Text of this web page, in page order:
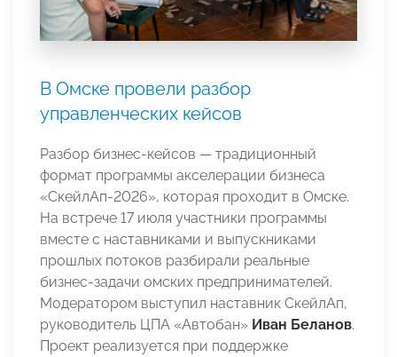
В Омске провели разбор
управленческих кейсов
Разбор бизнес-кейсов — традиционный
формат программы акселерации бизнеса
«СкейлАп-2026», которая проходит в Омске.
На встрече 17 июля участники программы
вместе с наставниками и выпускниками
прошлых потоков разбирали реальные
бизнес-задачи омских предпринимателей.
Модератором выступил наставник СкейлАп,
руководитель ЦПА «Автобан» Иван Беланов.
Проект реализуется при поддержке